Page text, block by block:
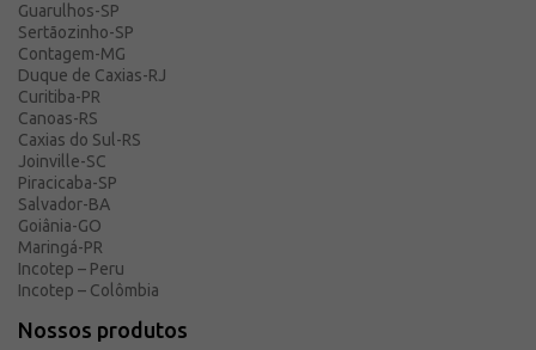
Guarulhos-SP
Sertãozinho-SP
Contagem-MG
Duque de Caxias-RJ
Curitiba-PR
Canoas-RS
Caxias do Sul-RS
Joinville-SC
Piracicaba-SP
Salvador-BA
Goiânia-GO
Maringá-PR
Incotep – Peru
Incotep – Colômbia
Nossos produtos